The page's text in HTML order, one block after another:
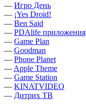
— Игро День
— ¡Yes Droid!
— Ben Said
— PDAlife приложения
— Game Plan
— Goodman
— Phone Planet
— Apple Theme
— Game Station
— KINATVIDEO
— Дитрих ТВ